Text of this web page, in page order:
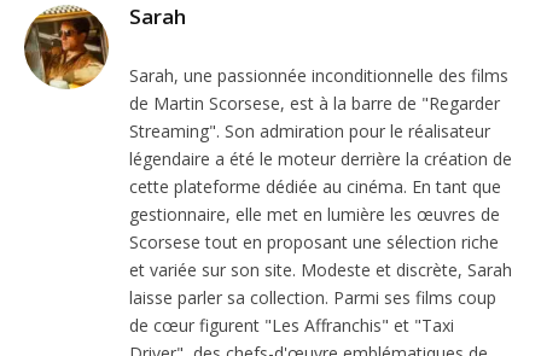
Sarah
Sarah, une passionnée inconditionnelle des films
de Martin Scorsese, est à la barre de "Regarder
Streaming". Son admiration pour le réalisateur
légendaire a été le moteur derrière la création de
cette plateforme dédiée au cinéma. En tant que
gestionnaire, elle met en lumière les œuvres de
Scorsese tout en proposant une sélection riche
et variée sur son site. Modeste et discrète, Sarah
laisse parler sa collection. Parmi ses films coup
de cœur figurent "Les Affranchis" et "Taxi